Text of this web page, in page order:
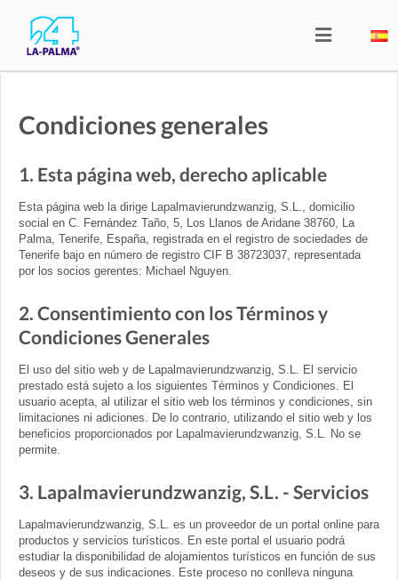
Condiciones generales
1. Esta página web, derecho aplicable
Esta página web la dirige Lapalmavierundzwanzig, S.L., domicilio
social en C. Fernández Taño, 5, Los Llanos de Aridane 38760, La
Palma, Tenerife, España, registrada en el registro de sociedades de
Tenerife bajo en número de registro CIF B 38723037, representada
por los socios gerentes: Michael Nguyen.
2. Consentimiento con los Términos y
Condiciones Generales
El uso del sitio web y de Lapalmavierundzwanzig, S.L. El servicio
prestado está sujeto a los siguientes Términos y Condiciones. El
usuario acepta, al utilizar el sitio web los términos y condiciones, sin
limitaciones ni adiciones. De lo contrario, utilizando el sitio web y los
beneficios proporcionados por Lapalmavierundzwanzig, S.L. No se
permite.
3. Lapalmavierundzwanzig, S.L. - Servicios
Lapalmavierundzwanzig, S.L. es un proveedor de un portal online para
productos y servicios turísticos. En este portal el usuario podrá
estudiar la disponibilidad de alojamientos turísticos en función de sus
deseos y de sus indicaciones. Este proceso no conlleva ninguna